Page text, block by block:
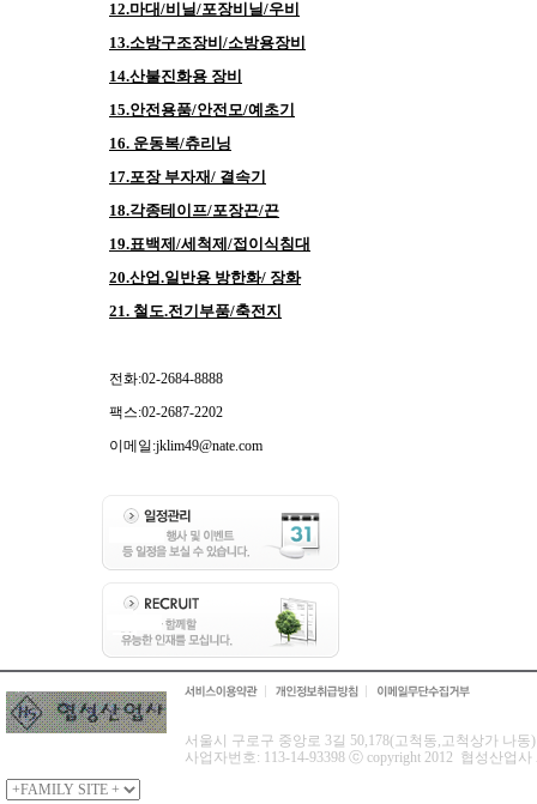
12.마대/비닐/포장비닐/우비
13.소방구조장비/소방용장비
14.산불진화용 장비
15.안전용품/안전모/예초기
16. 운동복/츄리닝
17.포장 부자재/ 결속기
18.각종테이프/포장끈/끈
19.표백제/세척제/접이식침대
20.산업.일반용 방한화/ 장화
21. 철도.전기부품/축전지
전화:02-2684-8888
팩스:02-2687-2202
이메일:jklim49@nate.com
서울시 구로구 중앙로 3길 50,178(고척동,고척상가 나
사업자번호: 113-14-93398 ⓒ copyright 2012 협성산업사